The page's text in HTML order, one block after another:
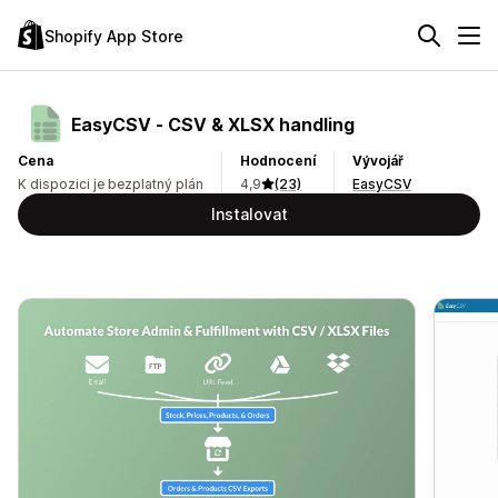
Shopify App Store
EasyCSV ‑ CSV & XLSX handling
Cena
K dispozici je bezplatný plán
Hodnocení
4,9
(23)
Vývojář
EasyCSV
Instalovat